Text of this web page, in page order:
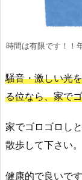
時間は有限です！！
騒音・激しい光
る位なら、家で
家でゴロゴロし
散歩して下さい。
健康的で良いです